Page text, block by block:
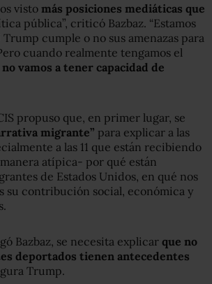
visto más posiciones mediáticas que
pública”, criticó Bazbaz. “Estamos
cumple o no sus amenazas para
cuando realmente tengamos el
no vamos a tener capacidad de
propuso que, en primer lugar, se
migrante” para explicar a las
a las 11 que están recibiendo
atípica- por qué están
de Estados Unidos, en qué nos
su contribución social, económica y
Bazbaz, se necesita explicar que no
deportados tienen antecedentes
Trump.